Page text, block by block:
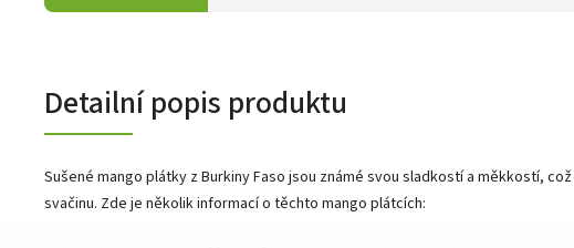
Detailní popis produktu
Sušené mango plátky z Burkiny Faso jsou známé svou sladkostí a měkkostí,
svačinu. Zde je několik informací o těchto mango plátcích: